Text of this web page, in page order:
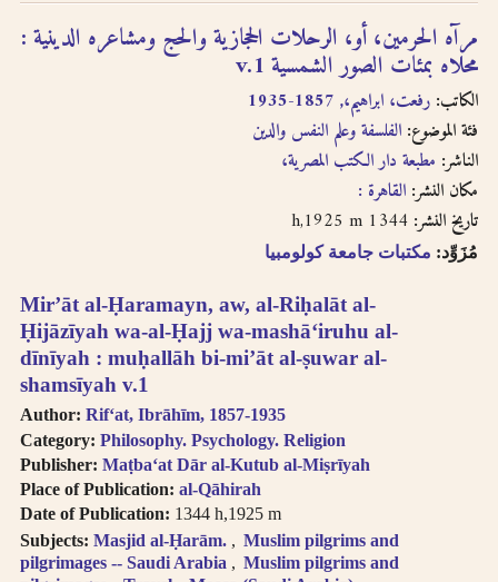
Searches you
technologies for
Arabic OCR develop,
we intend to
introduce full-text
searching.
Books in multi-
volume works
appear as separate
search results. In
the book viewer,
click on “view
related titles” to
الصوتية بالحروف
اللاتينية
إن عملية البحث التي تجريها في
هذا الموقع تعطي وصف
ببليوغرافي عن الكتاب
المسترجع باللغتين العربية
والانجليزية ولكنها لا تقدّم
إمكانية البحث بالنص الكامل.
عندما تتطوّر إمكانية استخدام
تقنيّة التعرّف الضوئي على
المحارف باللغة العربية في
العنا وين المتعددة الأجزاء تظهر
اضغط على “شاهد العناوين
المتعلقة” لتقرأ بقية الأجزاء
Mirʼāt al-Ḥaramayn, aw, al-Riḥalāt al-
Ḥijāzīyah wa-al-Ḥajj wa-mashāʻiruhu al-
dīnīyah : muḥallāh bi-miʼāt al-ṣuwar al-
shamsīyah v.1
Author: Rifʻat, Ibrāhīm, 1857-1935
Category: Philosophy. Psychology. Religion
Publisher: Maṭbaʻat Dār al-Kutub al-Miṣrīyah
Place of Publication: al-Qāhirah
Date of Publication: 1344 h,1925 m
Subjects: Masjid al-Ḥarām.
Muslim pilgrims and
pilgrimages -- Saudi Arabia
Muslim pilgrims and
مرآه الحرمين، أو، الرحلات الحجازية والحج ومشاعره الدينية :
محلاه بمئات الصور الشمسية v.1
الكاتب: رفعت، ابراهيم،, 1857-1935
فئة الموضوع: الفلسفة وعلم النفس والدين
الناشر: مطبعة دار الكتب المصرية،
مكان النشر: القاهرة :
تاريخ النشر:
مُزَوِّد: مكتبات جامعة كولومبيا